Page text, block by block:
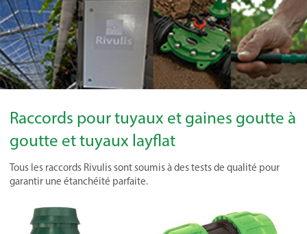
Raccords pour tuyaux et gaines goutte à
goutte et tuyaux layflat
Tous les raccords Rivulis sont soumis à des tests de qualité pour
garantir une étanchéité parfaite.